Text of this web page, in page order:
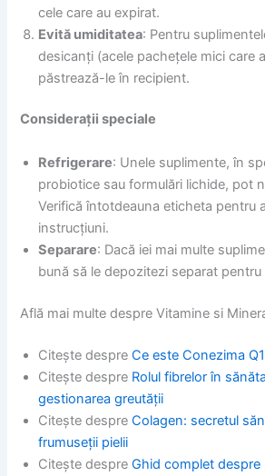
cele care au expirat.
Evită umiditatea: Pentru
desicanți (acele pachețele mici care
păstrează-le în recipient.
Considerații speciale
Refrigerare: Unele suplimente, în
probiotice sau formulări lichide, pot
Verifică întotdeauna eticheta pentru
instrucțiuni.
Separare: Dacă iei mai multe
bună să le depozitezi separat
Află mai multe despre Vitamine si
Citește despreCe este Conezima
Citește despre Rolul fibrelor în
gestionarea greutății
Citește despreColagen: secretul
frumuseții pielii
Citește despreGhid complet